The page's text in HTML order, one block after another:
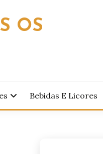
OS
Bebidas E Licores